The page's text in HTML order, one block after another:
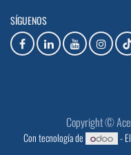
SÍGUENOS
Copyright ©
Con tecnología de -